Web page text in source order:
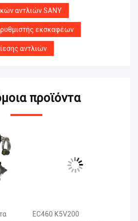
αντλιών SANY
εκσκαφέων
αντλιών
προϊόντα
EC460 K5V200